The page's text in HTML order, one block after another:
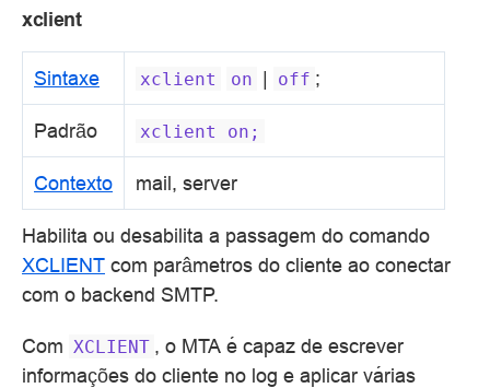
xclient
Sintaxe xclient on | off ;
Padrão xclient on;
Contexto mail, server
Habilita ou desabilita a passagem do comando
XCLIENT com parâmetros do cliente ao conectar
com o backend SMTP.
Com XCLIENT , o MTA é capaz de escrever
informações do cliente no log e aplicar várias